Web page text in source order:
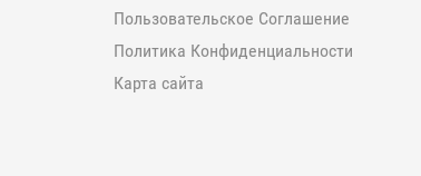
Пользовательское Соглашение
Политика Конфиденциальности
Карта сайта